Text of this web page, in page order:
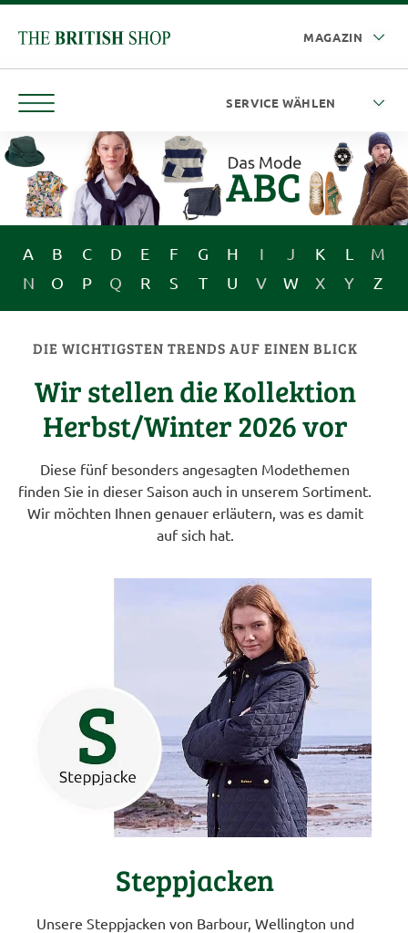
A B C D E F G H I J K L
M
N
O P Q R S T U V W X Y Z
DIE WICHTIGSTEN TRENDS AUF EINEN BLICK
Wir stellen die Kollektion
Herbst/Winter 2026 vor
Diese fünf besonders angesagten Modethemen
finden Sie in dieser Saison auch in unserem Sortiment.
Wir möchten Ihnen genauer erläutern, was es damit
auf sich hat.
Steppjacken
Unsere Steppjacken von Barbour, Wellington und